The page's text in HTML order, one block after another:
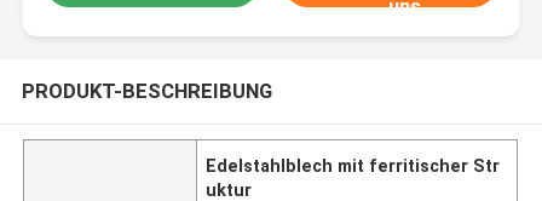
uns
PRODUKT-BESCHREIBUNG
Edelstahlblech mit ferritischer Str
uktur